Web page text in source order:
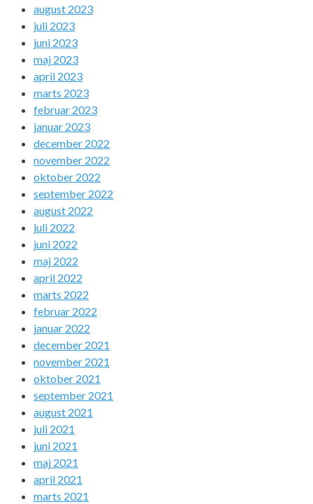
august 2023
juli 2023
juni 2023
maj 2023
april 2023
marts 2023
februar 2023
januar 2023
december 2022
november 2022
oktober 2022
september 2022
august 2022
juli 2022
juni 2022
maj 2022
april 2022
marts 2022
februar 2022
januar 2022
december 2021
november 2021
oktober 2021
september 2021
august 2021
juli 2021
juni 2021
maj 2021
april 2021
marts 2021